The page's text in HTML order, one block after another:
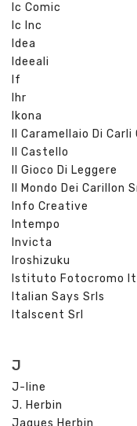
Ic Comic
Ic Inc
Idea
Ideeali
If
Ihr
Ikona
Il Caramellaio Di Carli
Il Castello
Il Gioco Di Leggere
Il Mondo Dei Carillon
Info Creative
Intempo
Invicta
Iroshizuku
Istituto Fotocromo
Italian Says Srls
Italscent Srl
J
J-line
J. Herbin
Jaques Herbin